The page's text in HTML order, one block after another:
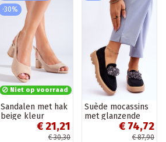
-30%
Niet op voorraad
Sandalen met hak
beige kleur
€ 21,21
€ 30,30
Suède mocassins
met glanzende
oogjes in de kleur
zwart Demeris
€ 74,72
€ 87,90